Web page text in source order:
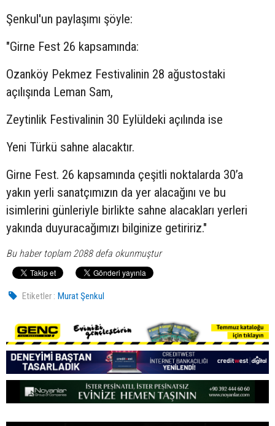
Şenkul'un paylaşımı şöyle:
"Girne Fest 26 kapsamında:
Ozanköy Pekmez Festivalinin 28 ağustostaki
açılışında Leman Sam,
Zeytinlik Festivalinin 30 Eylüldeki açılında ise
Yeni Türkü sahne alacaktır.
Girne Fest. 26 kapsamında çeşitli noktalarda 30’a
yakın yerli sanatçımızın da yer alacağını ve bu
isimlerini günleriyle birlikte sahne alacakları yerleri
yakında duyuracağımızı bilginize getiririz."
Bu haber toplam 2088 defa okunmuştur
Etiketler : Murat Şenkul